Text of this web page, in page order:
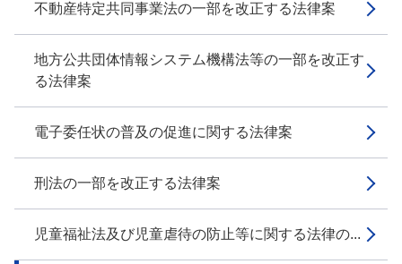
不動産特定共同事業法の一部を改正する法律案
地方公共団体情報システム機構法等の一部を改正す
る法律案
電子委任状の普及の促進に関する法律案
刑法の一部を改正する法律案
児童福祉法及び児童虐待の防止等に関する法律の...